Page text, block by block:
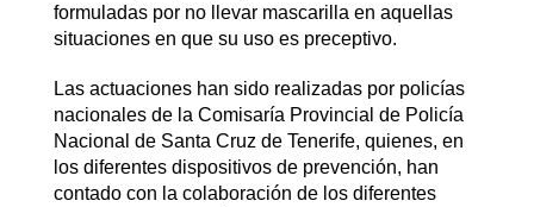
formuladas por no llevar mascarilla en aquellas
situaciones en que su uso es preceptivo.
Las actuaciones han sido realizadas por policías
nacionales de la Comisaría Provincial de Policía
Nacional de Santa Cruz de Tenerife, quienes, en
los diferentes dispositivos de prevención, han
contado con la colaboración de los diferentes